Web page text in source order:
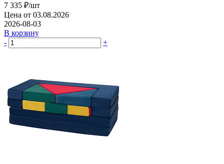
7 335 ₽/шт
Цена от 03.08.2026
2026-08-03
В корзину
-
+